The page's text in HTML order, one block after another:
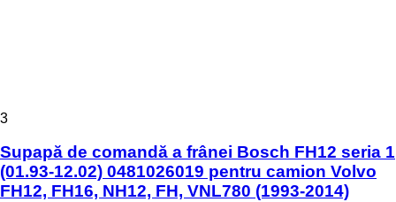
3
Supapă de comandă a frânei Bosch FH12 seria 1
(01.93-12.02) 0481026019 pentru camion Volvo
FH12, FH16, NH12, FH, VNL780 (1993-2014)